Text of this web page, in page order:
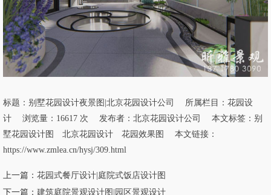
标题： 别墅花园设计夜景图|北京花园设计公司 所属栏目： 花园设
计 浏览量：16617 次 发布者：北京花园设计公司 本文标签： 别
墅花园设计图
北京花园设计 花园效果图
本文链接：
https://www.zmlea.cn/hysj/309.html
上一篇： 花园式餐厅设计|庭院式饭店设计图
下一篇： 建筑庭院景观设计图|园区景观设计